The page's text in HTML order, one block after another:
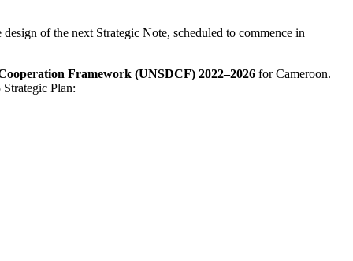
of the next Strategic Note, scheduled to commence in
Framework (UNSDCF) 2022–2026 for Cameroon.
Plan: